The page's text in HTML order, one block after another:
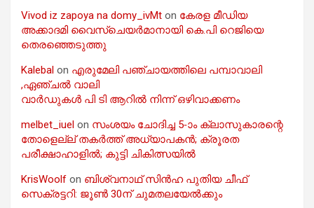
Vivod iz zapoya na domy_ivMt on കേരള മീഡിയ
അക്കാദമി വൈസ്ചെയർമാനായി കെ.പി റെജിയെ
തെരഞ്ഞെടുത്തു
Kalebal on എരുമേലി പഞ്ചായത്തിലെ പമ്പാവാലി
,ഏഞ്ചൽ വാലി
വാർഡുകൾ പി ടി ആറിൽ നിന്ന് ഒഴിവാക്കണം
melbet_iuel on സംശയം ചോദിച്ച 5-ാം ക്ലാസുകാരന്റെ
തോളെല്ല് തകർത്ത് അധ്യാപകൻ; ക്രൂരത
പരീക്ഷാഹാളിൽ; കുട്ടി ചികിത്സയിൽ
KrisWoolf on ബിശ്വനാഥ് സിൻഹ പുതിയ ചീഫ്
സെക്രട്ടറി: ജൂൺ 30ന് ചുമതലയേൽക്കും